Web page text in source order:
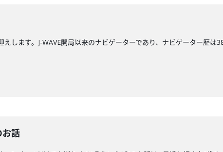
します。J-WAVE開局以来のナビゲーターであり、ナビゲーター歴は
話